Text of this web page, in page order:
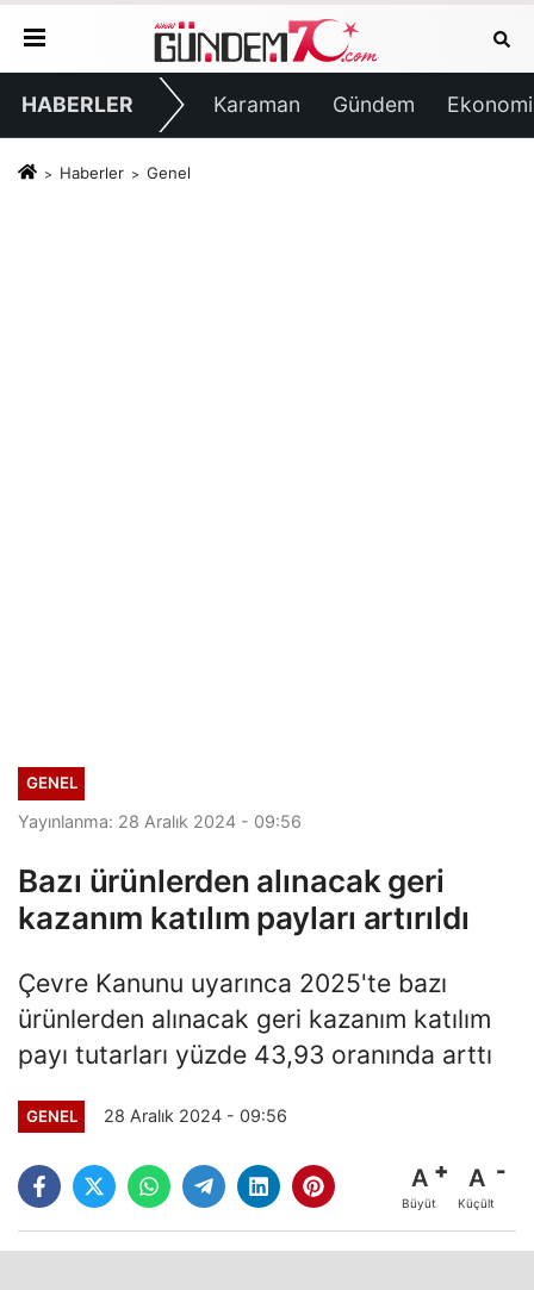
HABERLER Karaman Gündem Ekonomi
Haberler Genel
GENEL
Yayınlanma: 28 Aralık 2024 - 09:56
Bazı ürünlerden alınacak geri
kazanım katılım payları artırıldı
Çevre Kanunu uyarınca 2025'te bazı
ürünlerden alınacak geri kazanım katılım
payı tutarları yüzde 43,93 oranında arttı
GENEL 28 Aralık 2024 - 09:56
A
Büyüt
A
Küçült